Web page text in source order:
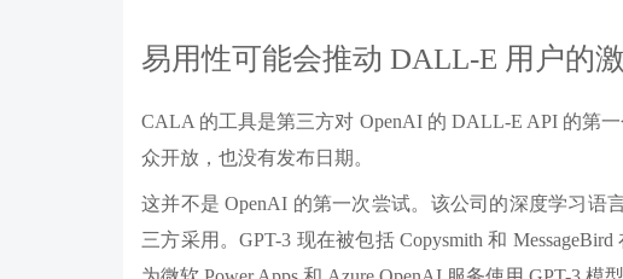
易用性可能会推动 DALL-E 用户的
CALA 的工具是第三方对 OpenAI 的 DALL-E API 的第
众开放，也没有发布日期。
这并不是 OpenAI 的第一次尝试。该公司的深度学习语
三方采用。GPT-3 现在被包括 Copysmith 和